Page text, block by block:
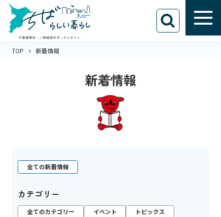
TOP 新着情報
新着情報
全ての新着情報
カテゴリー
全てのカテゴリー イベント
トピックス